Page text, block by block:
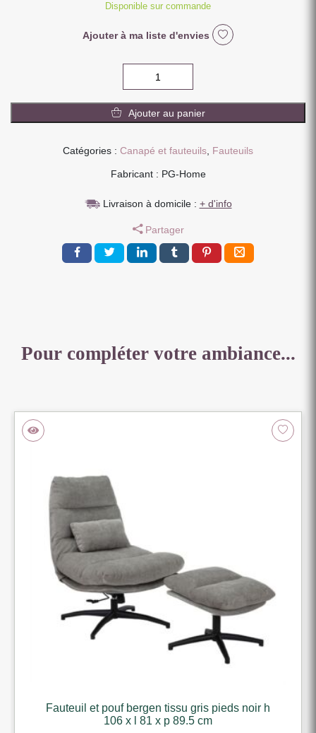
Disponible sur commande
Ajouter à ma liste d'envies
ET
TISSU
TERRACOTTA
NOIR
106
X
L
Ajouter au panier
Catégories : Canapé et fauteuils Fauteuils
Fabricant : PG-Home
Livraison à domicile : + d'info
Partager
Pour compléter votre ambiance...
Fauteuil et pouf bergen tissu gris pieds noir h
106 x l 81 x p 89.5 cm